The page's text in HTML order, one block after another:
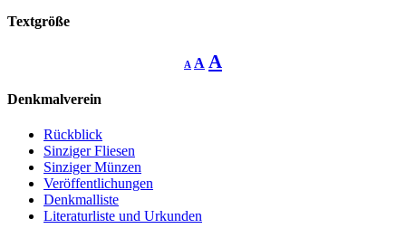
Textgröße
A
Decrease
font
A Reset
font
A
Denkmalverein
Rückblick
Sinziger Fliesen
Sinziger Münzen
Veröffentlichungen
Denkmalliste
Literaturliste und Urkunden